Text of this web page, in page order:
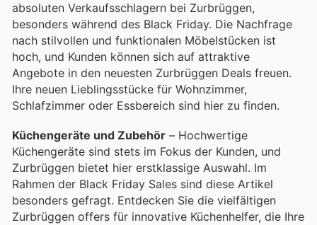
absoluten Verkaufsschlagern bei Zurbrüggen,
besonders während des Black Friday. Die Nachfrage
nach stilvollen und funktionalen Möbelstücken ist
hoch, und Kunden können sich auf attraktive
Angebote in den neuesten Zurbrüggen Deals freuen.
Ihre neuen Lieblingsstücke für Wohnzimmer,
Schlafzimmer oder Essbereich sind hier zu finden.
Küchengeräte und Zubehör – Hochwertige
Küchengeräte sind stets im Fokus der Kunden, und
Zurbrüggen bietet hier erstklassige Auswahl. Im
Rahmen der Black Friday Sales sind diese Artikel
besonders gefragt. Entdecken Sie die vielfältigen
Zurbrüggen offers für innovative Küchenhelfer, die Ihre